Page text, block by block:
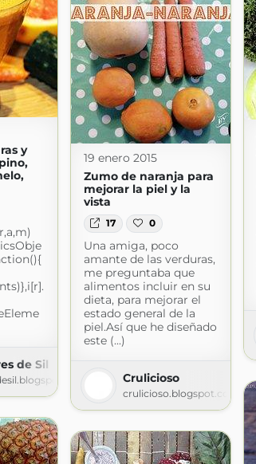
y
de Sil
19 enero 2015
Zumo de naranja para
mejorar la piel y la
vista
17 0
Una amiga, poco
amante de las verduras,
me preguntaba que
alimentos incluir en su
dieta, para mejorar el
estado general de la
piel.Así que he diseñado
este (...)
Crulicioso
crulicioso.blogspot.com